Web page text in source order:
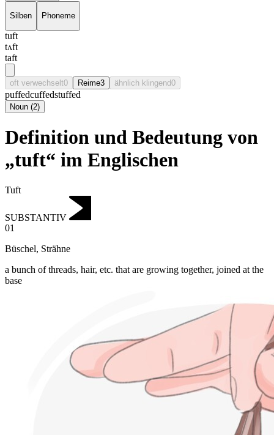
Silben Phoneme
tuft
tʌft
taft
oft verwechselt0 Reime3 ähnlich klingend0
puffedcuffedstuffed
Noun (2)
Definition und Bedeutung von
„tuft“ im Englischen
Tuft
SUBSTANTIV
01
Büschel, Strähne
a bunch of threads, hair, etc. that are growing together, joined at the
base